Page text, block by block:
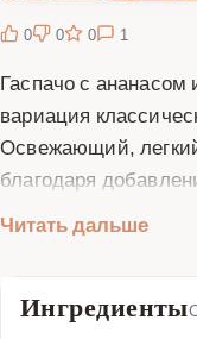
0 0 0 1
Гаспачо с ананасом
вариация
Освежающий,
благодаря
придает гаспачо
традиционными
Читать дальше
Ингредиенты